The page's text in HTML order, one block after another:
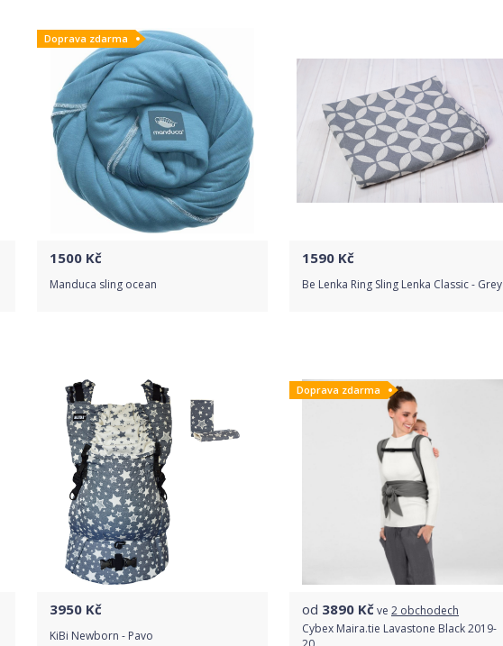
Detail produktu
Doprava zdarma
1500 Kč
Manduca sling ocean
Detail produktu
1590 Kč
Be Lenka Ring Sling Lenka Classic - Grey
Detail produktu
3950 Kč
KiBi Newborn - Pavo
Doprava zdarma
od 3890 Kčve 2 obchodech
Cybex Maira.tie Lavastone Black 2019-